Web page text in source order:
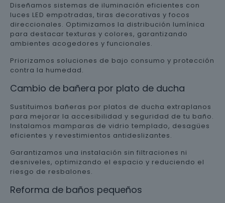
Diseñamos sistemas de iluminación eficientes con
luces LED empotradas, tiras decorativas y focos
direccionales. Optimizamos la distribución lumínica
para destacar texturas y colores, garantizando
ambientes acogedores y funcionales.
Priorizamos soluciones de bajo consumo y protección
contra la humedad.
Cambio de bañera por plato de ducha
Sustituimos bañeras por platos de ducha extraplanos
para mejorar la accesibilidad y seguridad de tu baño.
Instalamos mamparas de vidrio templado, desagües
eficientes y revestimientos antideslizantes.
Garantizamos una instalación sin filtraciones ni
desniveles, optimizando el espacio y reduciendo el
riesgo de resbalones.
Reforma de baños pequeños